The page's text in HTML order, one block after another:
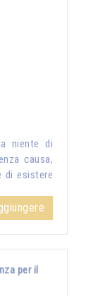
niente di
causa,
di esistere
per il